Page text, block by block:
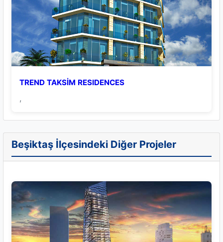
TREND TAKSİM RESIDENCES
,
Beşiktaş İlçesindeki Diğer Projeler